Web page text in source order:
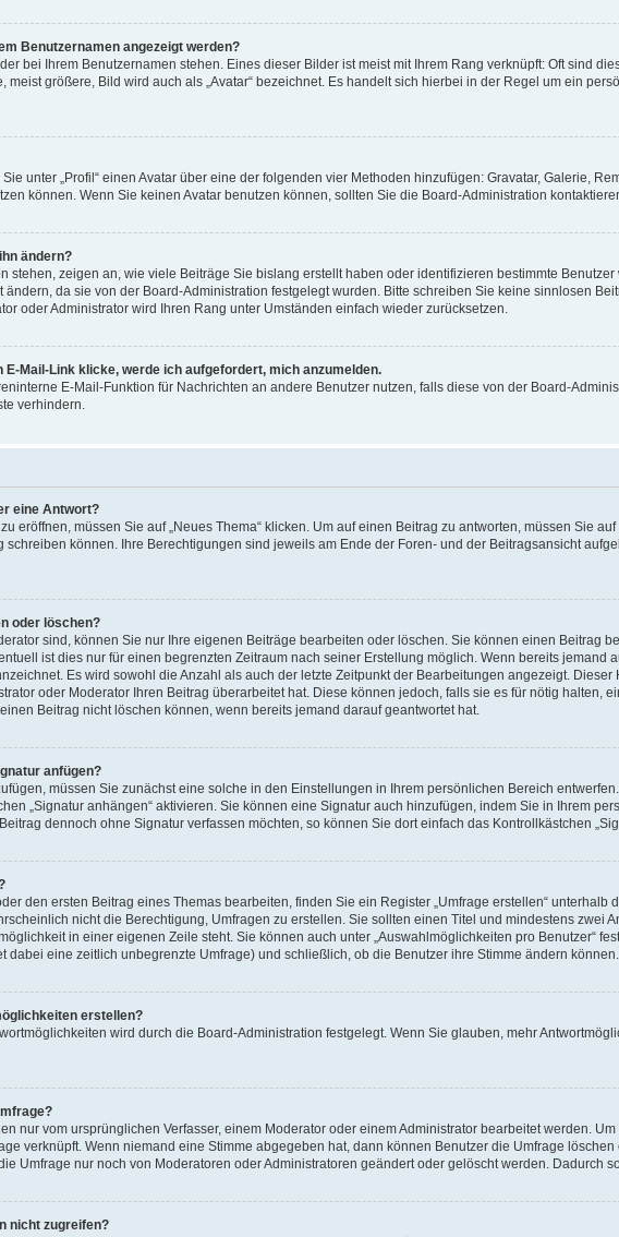
Benutzernamen angezeigt werden?
bei Ihrem Benutzernamen stehen. Eines dieser Bilder ist meist mit Ihrem Rang verknüpft: Oft sind
meist größere, Bild wird auch als „Avatar“ bezeichnet. Es handelt sich hierbei in der Regel um ein
unter „Profil“ einen Avatar über eine der folgenden vier Methoden hinzufügen: Gravatar, Galerie,
können. Wenn Sie keinen Avatar benutzen können, sollten Sie die Board-Administration
ändern?
stehen, zeigen an, wie viele Beiträge Sie bislang erstellt haben oder identifizieren bestimmte
ändern, da sie von der Board-Administration festgelegt wurden. Bitte schreiben Sie keine sinnlosen
oder Administrator wird Ihren Rang unter Umständen einfach wieder zurücksetzen.
E-Mail-Link klicke, werde ich aufgefordert, mich anzumelden.
E-Mail-Funktion für Nachrichten an andere Benutzer nutzen, falls diese von der Board-
verhindern.
eine Antwort?
eröffnen, müssen Sie auf „Neues Thema“ klicken. Um auf einen Beitrag zu antworten, müssen Sie
können. Ihre Berechtigungen sind jeweils am Ende der Foren- und der Beitragsansicht
oder löschen?
sind, können Sie nur Ihre eigenen Beiträge bearbeiten oder löschen. Sie können einen Beitrag
ist dies nur für einen begrenzten Zeitraum nach seiner Erstellung möglich. Wenn bereits jemand
Es wird sowohl die Anzahl als auch der letzte Zeitpunkt der Bearbeitungen angezeigt.
oder Moderator Ihren Beitrag überarbeitet hat. Diese können jedoch, falls sie es für nötig halten,
Beitrag nicht löschen können, wenn bereits jemand darauf geantwortet hat.
anfügen?
müssen Sie zunächst eine solche in den Einstellungen in Ihrem persönlichen Bereich
„Signatur anhängen“ aktivieren. Sie können eine Signatur auch hinzufügen, indem Sie in Ihrem
dennoch ohne Signatur verfassen möchten, so können Sie dort einfach das Kontrollkästchen
den ersten Beitrag eines Themas bearbeiten, finden Sie ein Register „Umfrage erstellen“
nicht die Berechtigung, Umfragen zu erstellen. Sie sollten einen Titel und mindestens zwei
in einer eigenen Zeile steht. Sie können auch unter „Auswahlmöglichkeiten pro Benutzer“
dabei eine zeitlich unbegrenzte Umfrage) und schließlich, ob die Benutzer ihre Stimme ändern können.
erstellen?
wird durch die Board-Administration festgelegt. Wenn Sie glauben, mehr
nur vom ursprünglichen Verfasser, einem Moderator oder einem Administrator bearbeitet werden.
verknüpft. Wenn niemand eine Stimme abgegeben hat, dann können Benutzer die Umfrage
Umfrage nur noch von Moderatoren oder Administratoren geändert oder gelöscht werden. Dadurch
nicht zugreifen?